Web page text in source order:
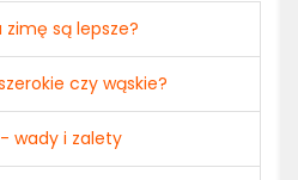
są lepsze?
czy wąskie?
wady i zalety